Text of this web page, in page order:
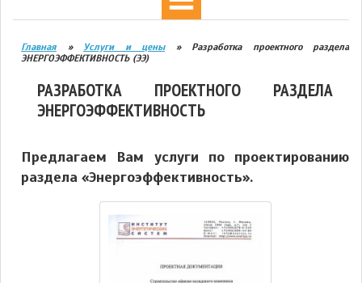
Главная » Услуги и цены» Разработка проектного раздела
ЭНЕРГОЭФФЕКТИВНОСТЬ (ЭЭ)
РАЗРАБОТКА ПРОЕКТНОГО РАЗДЕЛА
ЭНЕРГОЭФФЕКТИВНОСТЬ
Предлагаем Вам услуги по проектированию
раздела «Энергоэффективность».